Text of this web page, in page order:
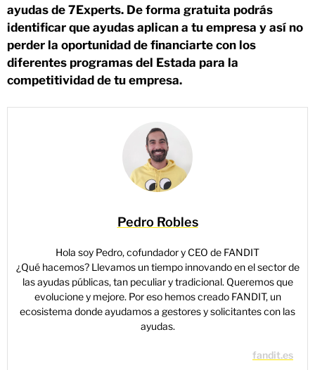
ayudas de 7Experts. De forma gratuita podrás
identificar que ayudas aplican a tu empresa y así no
perder la oportunidad de financiarte con los
diferentes programas del Estada para la
competitividad de tu empresa.
Pedro Robles
Hola soy Pedro, cofundador y CEO de FANDIT
¿Qué hacemos? Llevamos un tiempo innovando en el sector de
las ayudas públicas, tan peculiar y tradicional. Queremos que
evolucione y mejore. Por eso hemos creado FANDIT, un
ecosistema donde ayudamos a gestores y solicitantes con las
ayudas.
fandit.es